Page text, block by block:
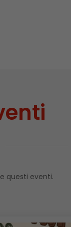
questi eventi.